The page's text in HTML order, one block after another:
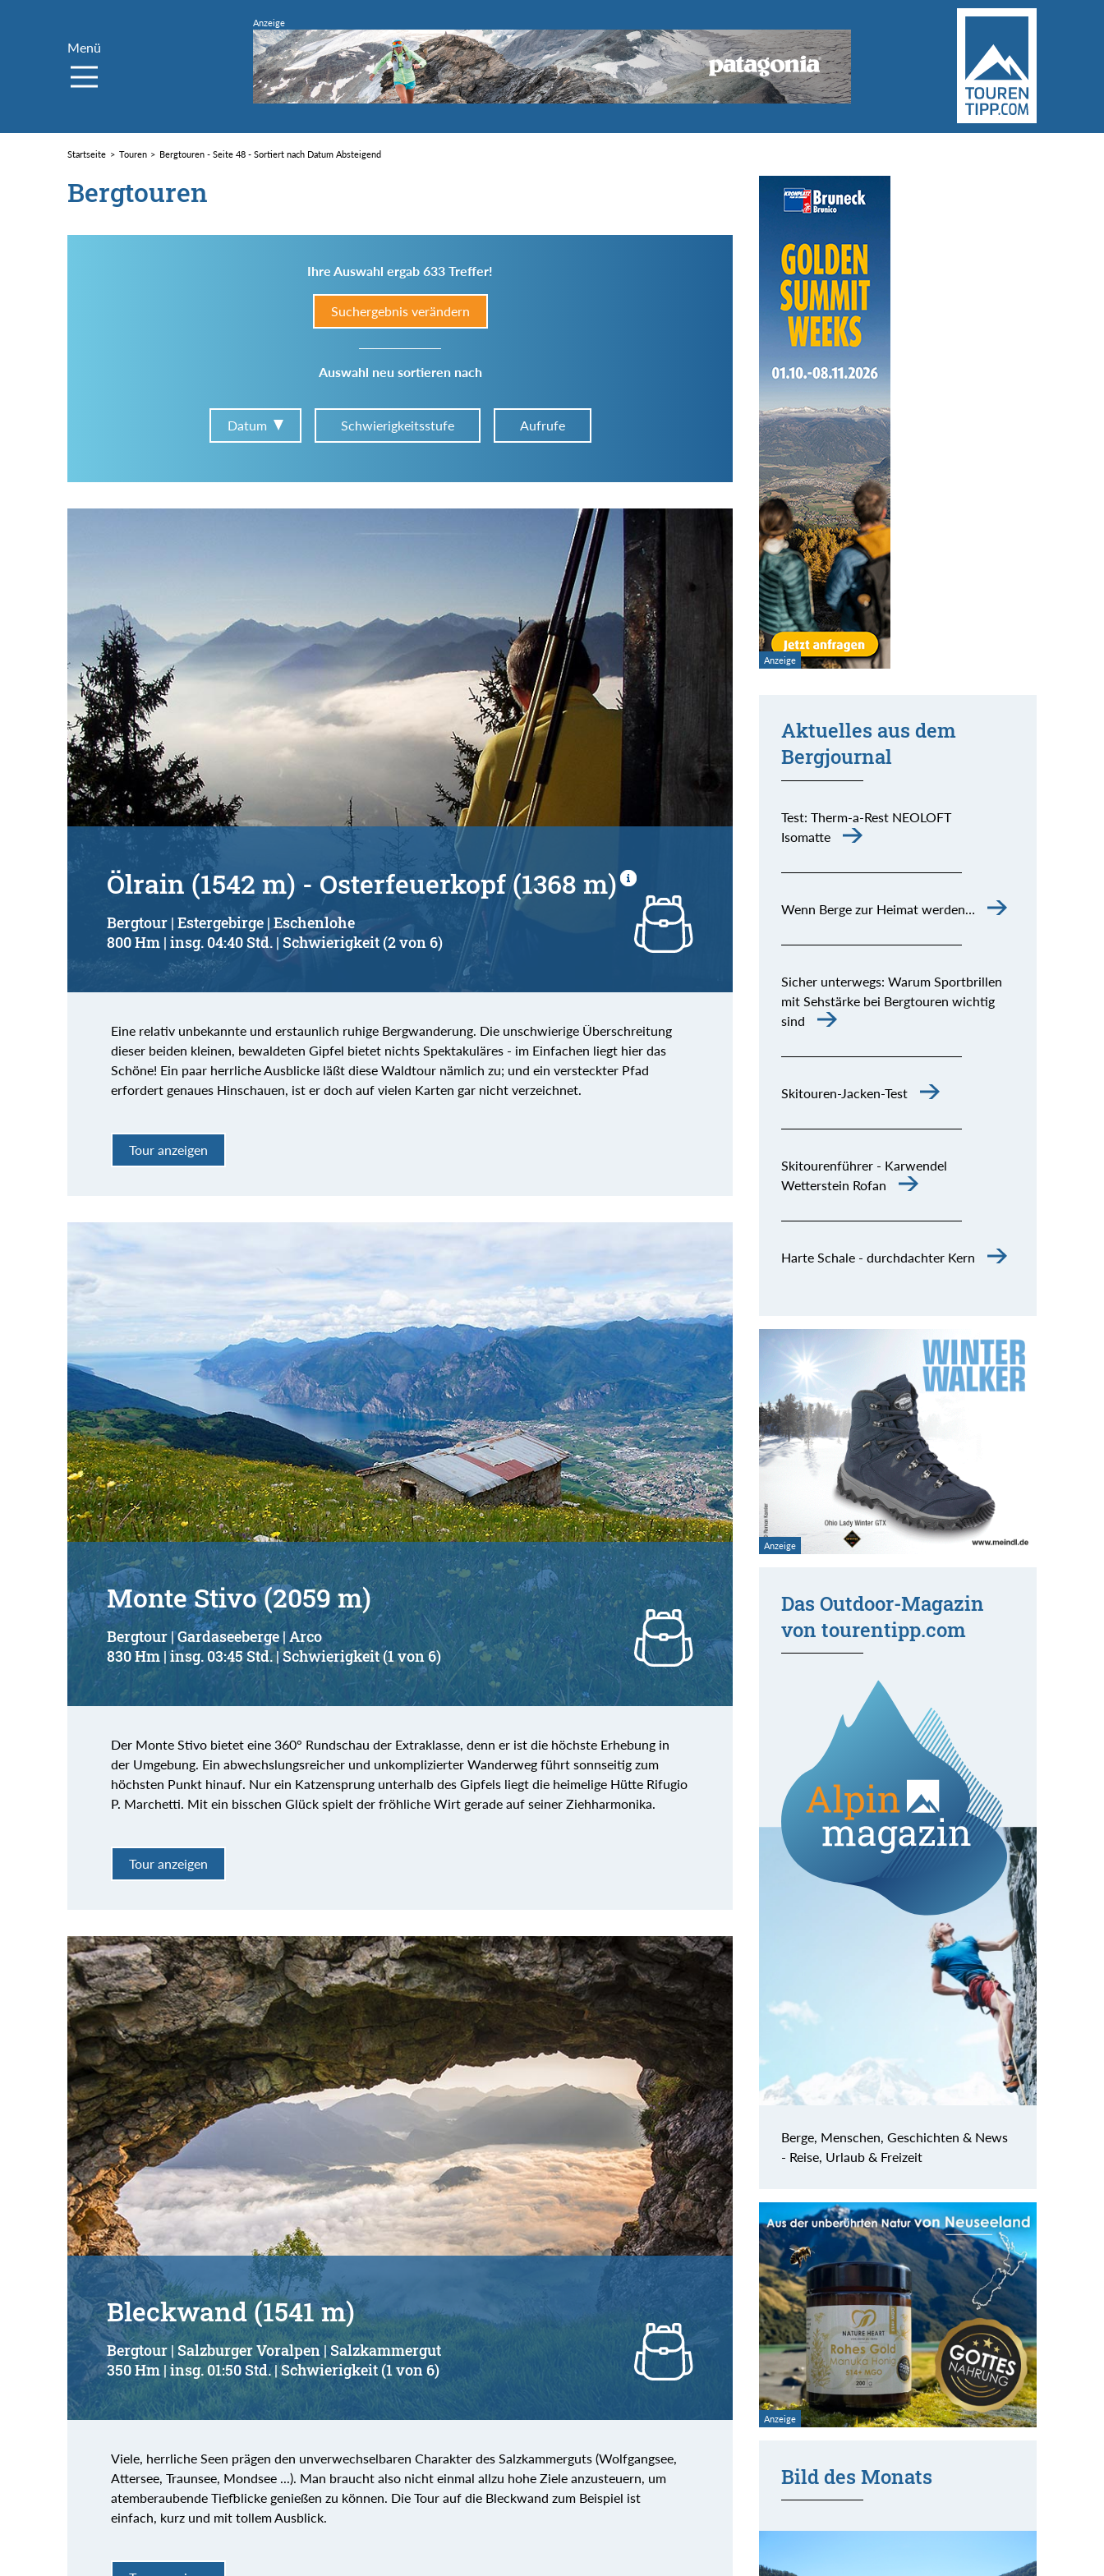
Menü
Startseite Touren Bergtouren - Seite 48 - Sortiert nach Datum Absteigend
Bergtouren
Ihre Auswahl ergab 633 Treffer!
Suchergebnis verändern
Auswahl neu sortieren nach
Datum Schwierigkeitsstufe Aufrufe
Region:
Gebirge:
Schwierigkeitsgrad:
von
bis
Kondition (Tourdauer):
von
Suchbegriff:
Ölrain (1542 m) - Osterfeuerkopf (1368 m)
Bergtour | Estergebirge | Eschenlohe
800 Hm | insg. 04:40 Std. | Schwierigkeit (2 von 6)
Eine relativ unbekannte und erstaunlich ruhige Bergwanderung. Die unschwierige Überschreitung
dieser beiden kleinen, bewaldeten Gipfel bietet nichts Spektakuläres - im Einfachen liegt hier das
Schöne! Ein paar herrliche Ausblicke läßt diese Waldtour nämlich zu; und ein versteckter Pfad
erfordert genaues Hinschauen, ist er doch auf vielen Karten gar nicht verzeichnet.
Tour anzeigen
Monte Stivo (2059 m)
Bergtour | Gardaseeberge | Arco
830 Hm | insg. 03:45 Std. | Schwierigkeit (1 von 6)
Der Monte Stivo bietet eine 360° Rundschau der Extraklasse, denn er ist die höchste Erhebung in
der Umgebung. Ein abwechslungsreicher und unkomplizierter Wanderweg führt sonnseitig zum
höchsten Punkt hinauf. Nur ein Katzensprung unterhalb des Gipfels liegt die heimelige Hütte Rifugio
P. Marchetti. Mit ein bisschen Glück spielt der fröhliche Wirt gerade auf seiner Ziehharmonika.
Tour anzeigen
Bleckwand (1541 m)
Bergtour | Salzburger Voralpen | Salzkammergut
350 Hm | insg. 01:50 Std. | Schwierigkeit (1 von 6)
Viele, herrliche Seen prägen den unverwechselbaren Charakter des Salzkammerguts (Wolfgangsee,
Attersee, Traunsee, Mondsee ...). Man braucht also nicht einmal allzu hohe Ziele anzusteuern, um
atemberaubende Tiefblicke genießen zu können. Die Tour auf die Bleckwand zum Beispiel ist
einfach, kurz und mit tollem Ausblick.
Aktuelles aus dem
Bergjournal
Test: Therm-a-Rest NEOLOFT
Isomatte
Wenn Berge zur Heimat werden…
Sicher unterwegs: Warum Sportbrillen
mit Sehstärke bei Bergtouren wichtig
sind
Skitouren-Jacken-Test
Skitourenführer - Karwendel
Wetterstein Rofan
Harte Schale - durchdachter Kern
Das Outdoor-Magazin
von tourentipp.com
Berge, Menschen, Geschichten & News
- Reise, Urlaub & Freizeit
Bild des Monats